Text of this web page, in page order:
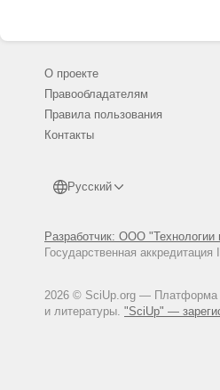
О проекте
Правообладателям
Правила пользования
Контакты
Русский
Разработчик: ООО "Технологии
Государственная
2026 © SciUp.org — Платформа
и литературы. "SciUp" —